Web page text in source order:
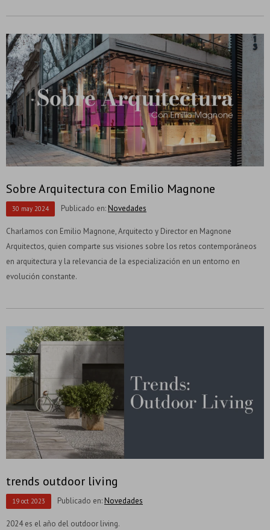
Sobre Arquitectura con Emilio Magnone
30 may 2024 Publicado en: Novedades
Charlamos con Emilio Magnone, Arquitecto y Director en Magnone
Arquitectos, quien comparte sus visiones sobre los retos contemporáneos
en arquitectura y la relevancia de la especialización en un entorno en
evolución constante.
trends outdoor living
19 oct 2023 Publicado en: Novedades
2024 es el año del outdoor living.